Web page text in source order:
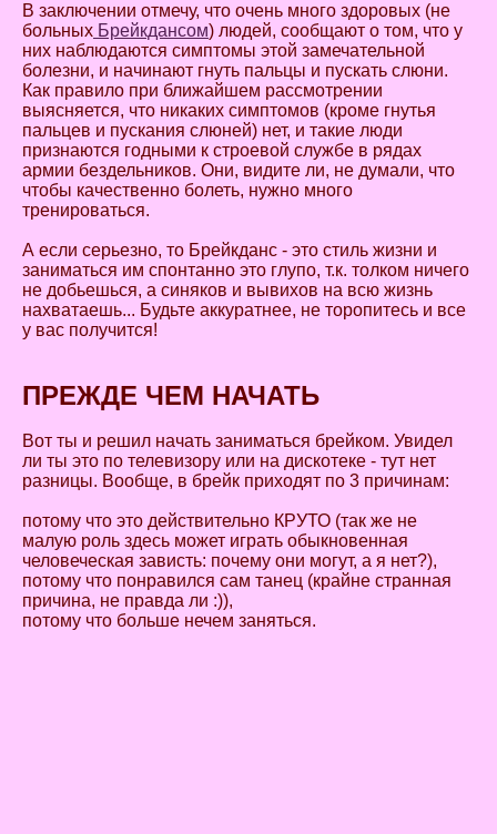
В заключении отмечу, что очень много здоровых (не
больных Брейкдансом) людей, сообщают о том, что у
них наблюдаются симптомы этой замечательной
болезни, и начинают гнуть пальцы и пускать слюни.
Как правило при ближайшем рассмотрении
выясняется, что никаких симптомов (кроме гнутья
пальцев и пускания слюней) нет, и такие люди
признаются годными к строевой службе в рядах
армии бездельников. Они, видите ли, не думали, что
чтобы качественно болеть, нужно много
тренироваться.
А если серьезно, то Брейкданс - это стиль жизни и
заниматься им спонтанно это глупо, т.к. толком ничего
не добьешься, а синяков и вывихов на всю жизнь
нахватаешь... Будьте аккуратнее, не торопитесь и все
у вас получится!
ПРЕЖДЕ ЧЕМ НАЧАТЬ
Вот ты и решил начать заниматься брейком. Увидел
ли ты это по телевизору или на дискотеке - тут нет
разницы. Вообще, в брейк приходят по 3 причинам:
потому что это действительно КРУТО (так же не
малую роль здесь может играть обыкновенная
человеческая зависть: почему они могут, а я нет?),
потому что понравился сам танец (крайне странная
причина, не правда ли :)),
потому что больше нечем заняться.